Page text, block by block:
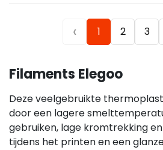
‹ 1 2 3
Filaments Elegoo
Deze veelgebruikte
door een lagere
gebruiken, lage kromtrekking
tijdens het printen en een